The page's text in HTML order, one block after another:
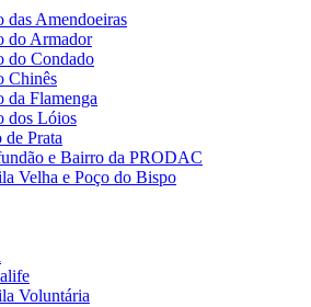
das Amendoeiras
do Armador
do Condado
Chinês
da Flamenga
dos Lóios
de Prata
e Bairro da PRODAC
Velha e Poço do Bispo
Voluntária